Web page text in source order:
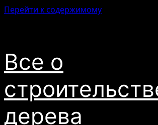
Перейти к содержимому
Все о
дерева